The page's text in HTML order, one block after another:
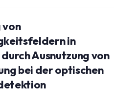
von
in
Ausnutzung von
bei der optischen